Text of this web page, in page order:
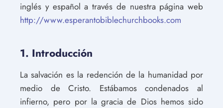
inglés y español a través de nuestra página web
http://www.esperantobiblechurchbooks.com
1. Introducción
La salvación es la redención de la humanidad por
medio de Cristo. Estábamos condenados al
infierno, pero por la gracia de Dios hemos sido